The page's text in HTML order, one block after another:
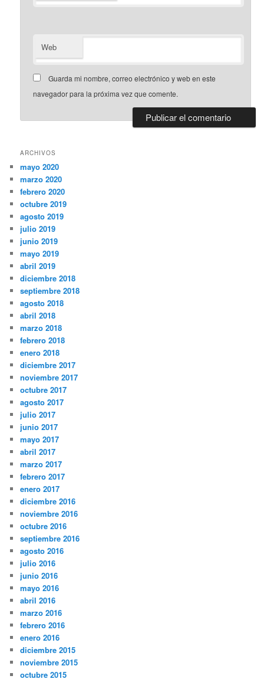
Web
Guarda mi nombre, correo electrónico y web en este
navegador para la próxima vez que comente.
ARCHIVOS
mayo 2020
marzo 2020
febrero 2020
octubre 2019
agosto 2019
julio 2019
junio 2019
mayo 2019
abril 2019
diciembre 2018
septiembre 2018
agosto 2018
abril 2018
marzo 2018
febrero 2018
enero 2018
diciembre 2017
noviembre 2017
octubre 2017
agosto 2017
julio 2017
junio 2017
mayo 2017
abril 2017
marzo 2017
febrero 2017
enero 2017
diciembre 2016
noviembre 2016
octubre 2016
septiembre 2016
agosto 2016
julio 2016
junio 2016
mayo 2016
abril 2016
marzo 2016
febrero 2016
enero 2016
diciembre 2015
noviembre 2015
octubre 2015